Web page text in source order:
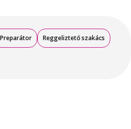
Reggeliztető szakács